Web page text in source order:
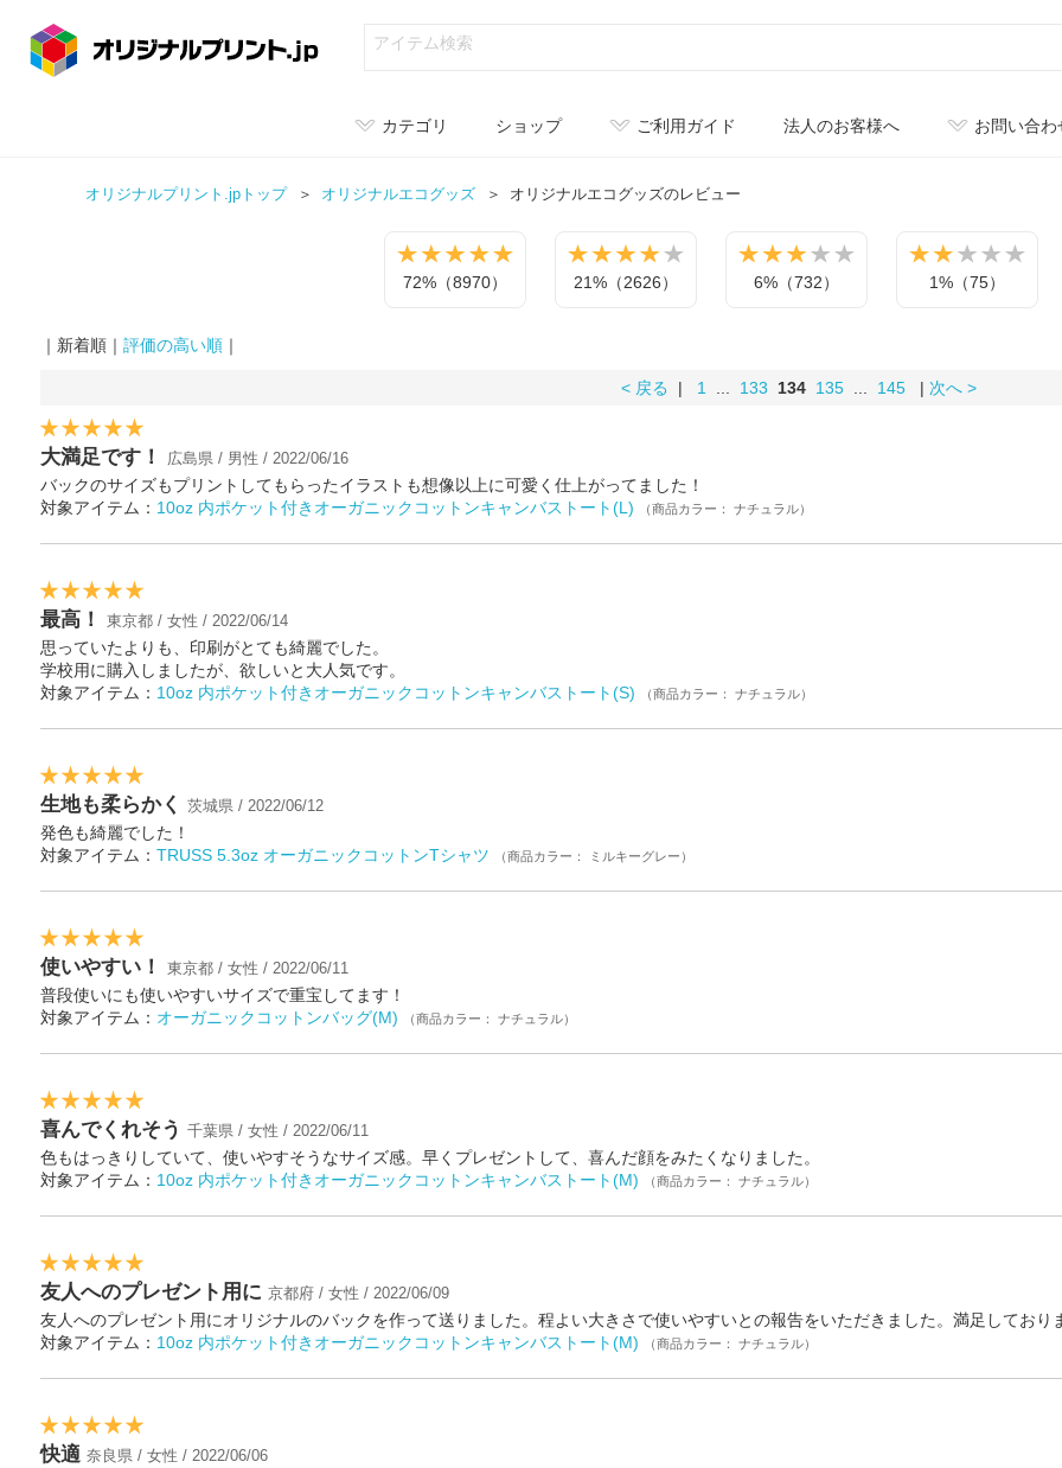
カテゴリ ショップ ご利用ガイド 法人のお客様へ お問い合わ
オリジナルプリント.jpトップ オリジナルエコグッズ オリジナルエコグッズのレビュー
72%（8970） 21%（2626） 6%（732） 1%（75）
｜新着順｜ 評価の高い順｜
< 戻る | 1... 133 134 135... 145| 次へ >
大満足です！ 広島県 / 男性 / 2022/06/16
バックのサイズもプリントしてもらったイラストも想像以上に可愛く仕上がってました！
対象アイテム： 10oz 内ポケット付きオーガニックコットンキャンバストート(L) （商品カラー： ナチュラル）
最高！ 東京都 / 女性 / 2022/06/14
思っていたよりも、印刷がとても綺麗でした。
学校用に購入しましたが、欲しいと大人気です。
対象アイテム： 10oz 内ポケット付きオーガニックコットンキャンバストート(S) （商品カラー： ナチュラル）
生地も柔らかく 茨城県 / 2022/06/12
発色も綺麗でした！
対象アイテム： TRUSS 5.3oz オーガニックコットンTシャツ （商品カラー： ミルキーグレー）
使いやすい！ 東京都 / 女性 / 2022/06/11
普段使いにも使いやすいサイズで重宝してます！
対象アイテム： オーガニックコットンバッグ(M) （商品カラー： ナチュラル）
喜んでくれそう 千葉県 / 女性 / 2022/06/11
色もはっきりしていて、使いやすそうなサイズ感。早くプレゼントして、喜んだ顔をみたくなりました。
対象アイテム： 10oz 内ポケット付きオーガニックコットンキャンバストート(M) （商品カラー： ナチュラル）
友人へのプレゼント用に 京都府 / 女性 / 2022/06/09
友人へのプレゼント用にオリジナルのバックを作って送りました。程よい大きさで使いやすいとの報告をいただきました。満足しており
対象アイテム： 10oz 内ポケット付きオーガニックコットンキャンバストート(M) （商品カラー： ナチュラル）
快適 奈良県 / 女性 / 2022/06/06